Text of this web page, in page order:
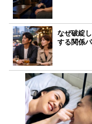
なぜ破綻
する関係